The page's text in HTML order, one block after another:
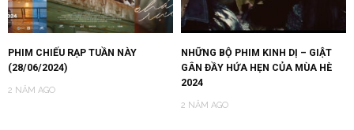
PHIM CHIẾU RẠP TUẦN NÀY
(28/06/2024)
2 NĂM AGO
NHỮNG BỘ PHIM KINH DỊ – GIẬT
GÂN ĐẦY HỨA HẸN CỦA MÙA HÈ
2024
2 NĂM AGO